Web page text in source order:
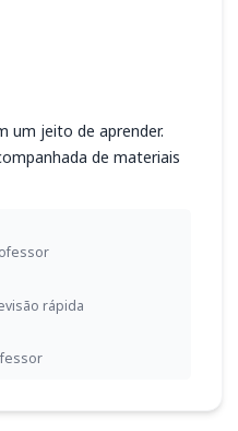
um jeito de aprender.
de materiais
rápida